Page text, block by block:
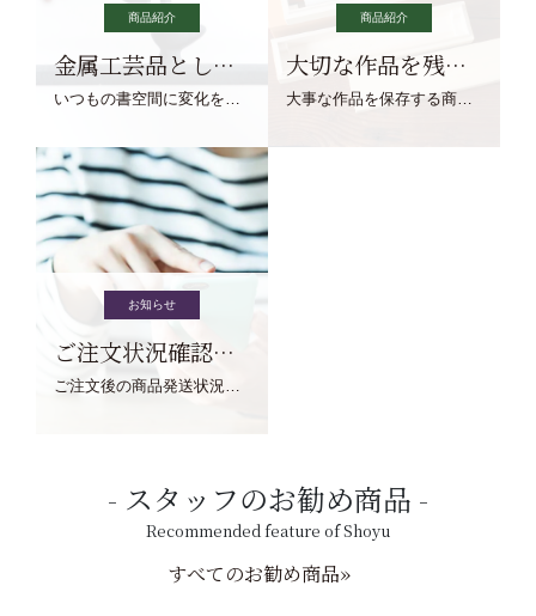
商品紹介
金属工芸品としての文鎮
商品紹介
大切な作品を残す作品保存商品
お知らせ
ご注文状況確認について
スタッフのお勧め商品
Recommended feature of Shoyu
すべてのお勧め商品»